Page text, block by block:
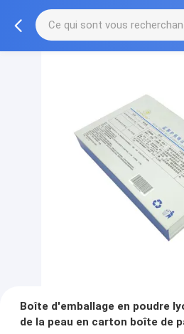
Boîte d'emballage en poudre
de la peau en carton boîte de